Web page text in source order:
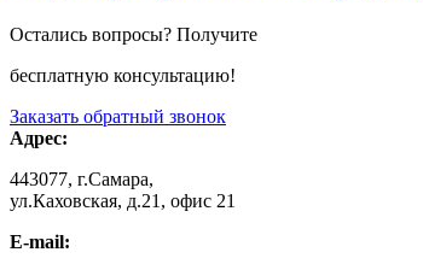
Остались вопросы? Получите
бесплатную консультацию!
Заказать обратный звонок
Адрес:
443077, г.Самара,
ул.Каховская, д.21, офис 21
E-mail: